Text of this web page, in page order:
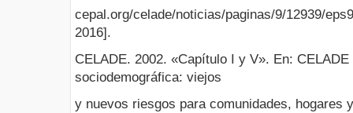
cepal.org/celade/noticias/paginas/9/12939/
2016].
CELADE. 2002. «Capítulo I y V». En:
sociodemográfica: viejos
y nuevos riesgos para comunidades, hogares